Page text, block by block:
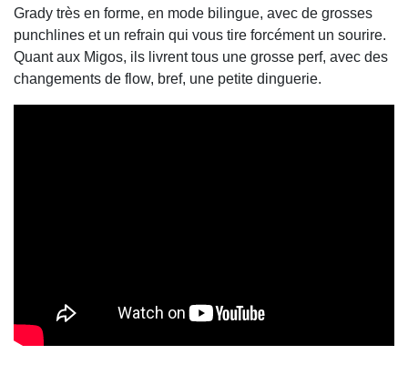
Grady très en forme, en mode bilingue, avec de grosses
punchlines et un refrain qui vous tire forcément un sourire.
Quant aux Migos, ils livrent tous une grosse perf, avec des
changements de flow, bref, une petite dinguerie.